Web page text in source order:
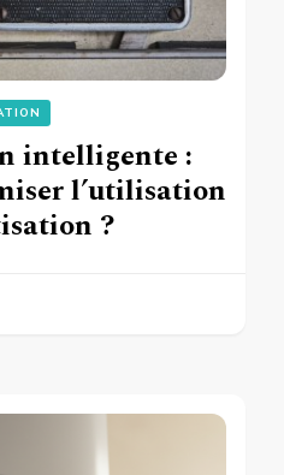
intelligente :
l’utilisation
?